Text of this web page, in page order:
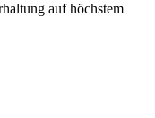
auf höchstem